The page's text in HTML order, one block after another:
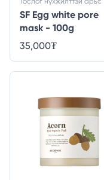
SF Egg white pore
mask - 100g
35,000₮